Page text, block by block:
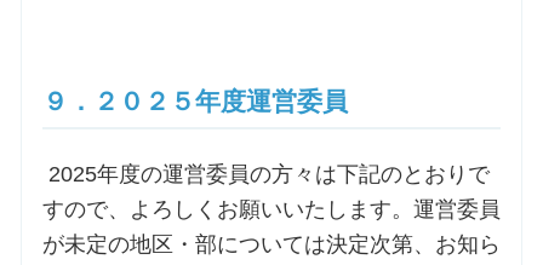
９．２０２５年度運営委員
2025年度の運営委員の方々は下記のとおりで
すので、よろしくお願いいたします。運営委員
が未定の地区・部については決定次第、お知ら